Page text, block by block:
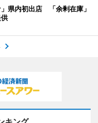
県内初出店 「余剰在庫」